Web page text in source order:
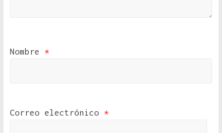
Nombre *
Correo electrónico *